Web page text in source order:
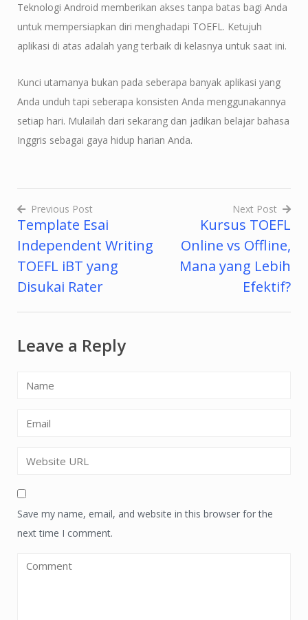
Teknologi Android memberikan akses tanpa batas bagi Anda
untuk mempersiapkan diri menghadapi TOEFL. Ketujuh
aplikasi di atas adalah yang terbaik di kelasnya untuk saat ini.
Kunci utamanya bukan pada seberapa banyak aplikasi yang
Anda unduh tapi seberapa konsisten Anda menggunakannya
setiap hari. Mulailah dari sekarang dan jadikan belajar bahasa
Inggris sebagai gaya hidup harian Anda.
Post
navigation
Previous Post
Template Esai
Independent Writing
TOEFL iBT yang
Disukai Rater
Next Post
Kursus TOEFL
Online vs Offline,
Mana yang Lebih
Efektif?
Leave a Reply
Save my name, email, and website in this browser for the
next time I comment.